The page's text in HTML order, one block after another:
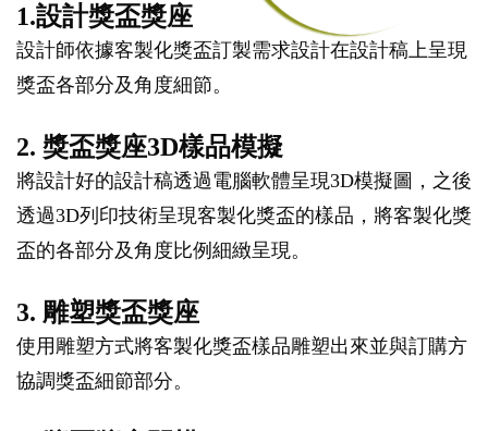
1.設計獎盃獎座
設計師依據客製化獎盃訂製需求設計在設計稿上呈現
獎盃各部分及角度細節。
2. 獎盃獎座3D樣品模擬
將設計好的設計稿透過電腦軟體呈現3D模擬圖，之後
透過3D列印技術呈現客製化獎盃的樣品，將客製化獎
盃的各部分及角度比例細緻呈現。
3. 雕塑獎盃獎座
使用雕塑方式將客製化獎盃樣品雕塑出來並與訂購方
協調獎盃細節部分。